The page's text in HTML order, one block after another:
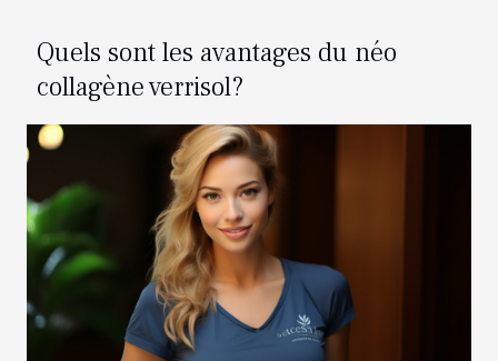
Quels sont les avantages du néo
collagène verrisol?